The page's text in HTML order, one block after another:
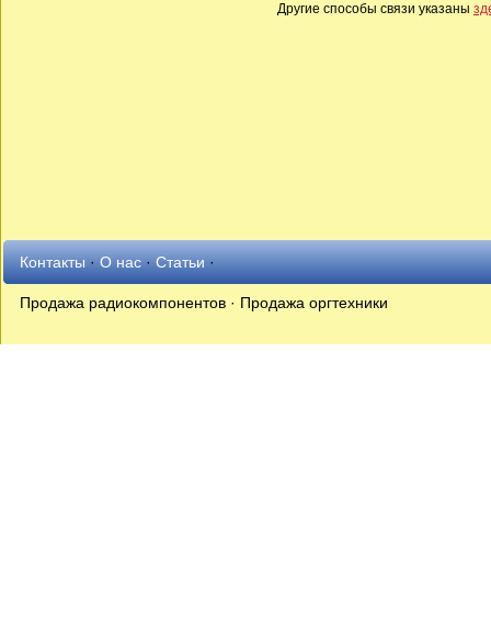
Другие способы связи указаны
Контакты·О нас·Статьи·
Продажа радиокомпонентов · Продажа оргтехники